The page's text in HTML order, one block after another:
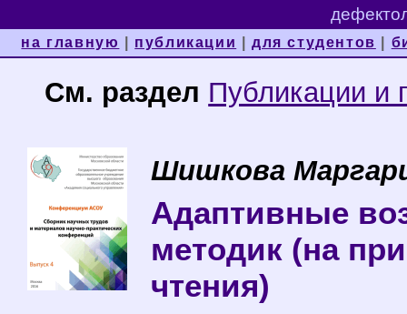
на главную публикации |для студентов
См. раздел Публикации и
Шишкова
Адаптивные
методик (на
чтения)